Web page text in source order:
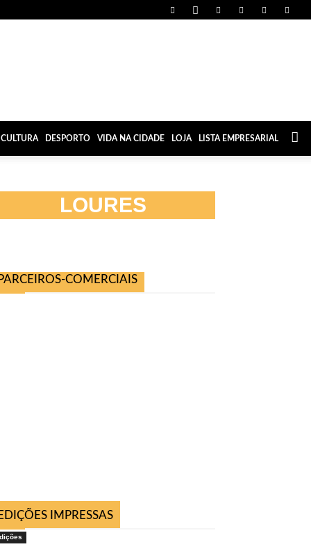
CULTURA DESPORTO VIDA NA CIDADE LOJA LISTA EMPRESARIAL
LOURES
COMERCIAIS
IMPRESSAS